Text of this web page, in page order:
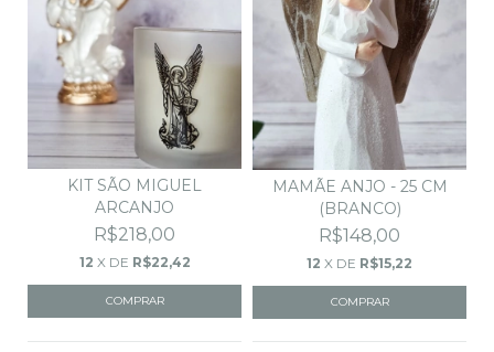
KIT SÃO MIGUEL
ARCANJO
R$218,00
12 X DE R$22,42
MAMÃE ANJO - 25 CM
(BRANCO)
R$148,00
12 X DE R$15,22